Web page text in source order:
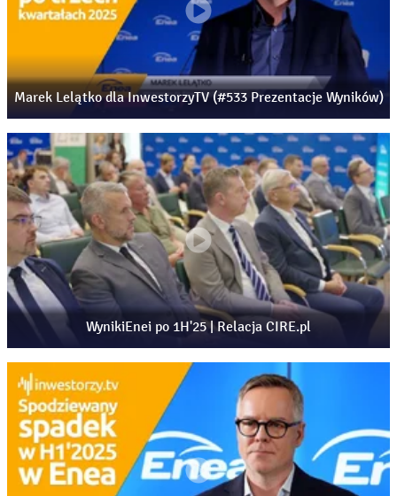
Marek Lelątko dla InwestorzyTV (#533 Prezentacje Wyników)
WynikiEnei po 1H'25 | Relacja CIRE.pl